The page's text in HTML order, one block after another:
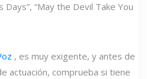
Days”, “May the Devil Take You
, es muy exigente, y antes de
actuación, comprueba si tiene